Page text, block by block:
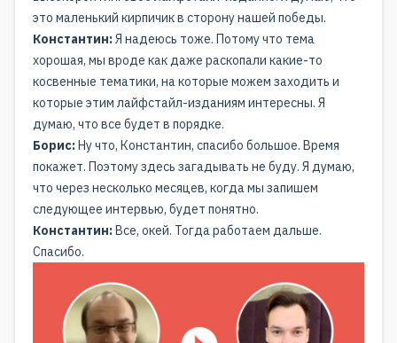
это маленький кирпичик в сторону нашей победы.
Константин:Я надеюсь тоже. Потому что тема
хорошая, мы вроде как даже раскопали какие-то
косвенные тематики, на которые можем заходить и
которые этим лайфстайл-изданиям интересны. Я
думаю, что все будет в порядке.
Борис:Ну что, Константин, спасибо большое. Время
покажет. Поэтому здесь загадывать не буду. Я думаю,
что через несколько месяцев, когда мы запишем
следующее интервью, будет понятно.
Константин:Все, окей. Тогда работаем дальше.
Спасибо.